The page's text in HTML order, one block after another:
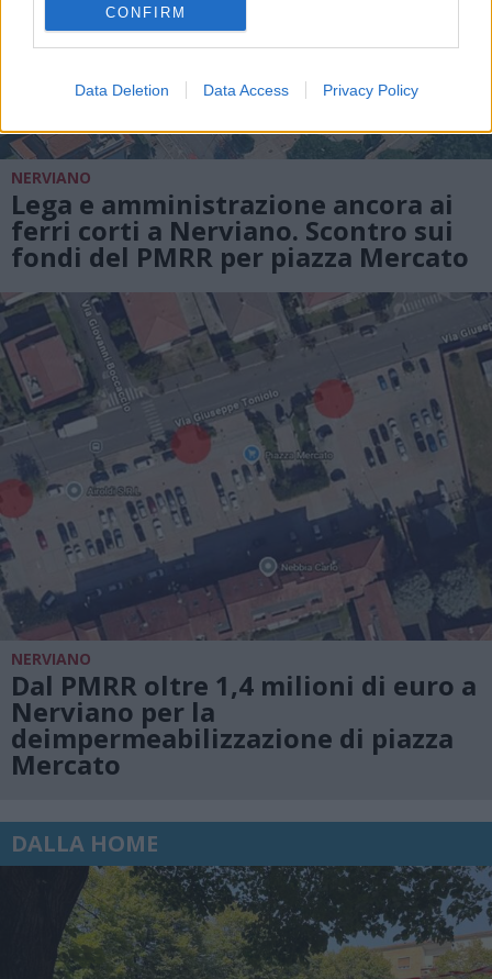
CONFIRM
Data Deletion Data Access Privacy Policy
NERVIANO
Lega e amministrazione ancora ai
ferri corti a Nerviano. Scontro sui
fondi del PMRR per piazza Mercato
NERVIANO
Dal PMRR oltre 1,4 milioni di euro a
Nerviano per la
deimpermeabilizzazione di piazza
Mercato
DALLA HOME